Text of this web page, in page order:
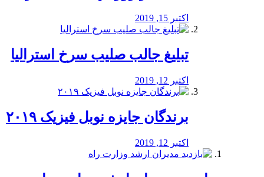
اکتبر 15, 2019
تبلیغ جالب صلیب سرخ استرالیا
اکتبر 12, 2019
برندگان جایزه نوبل فیزیک ۲۰۱۹
اکتبر 12, 2019